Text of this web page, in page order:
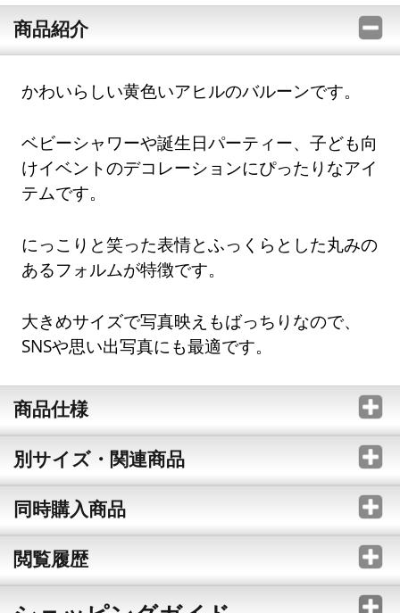
商品紹介
かわいらしい黄色いアヒルのバルーンです。
ベビーシャワーや誕生日パーティー、子ども向
けイベントのデコレーションにぴったりなアイ
テムです。
にっこりと笑った表情とふっくらとした丸みの
あるフォルムが特徴です。
大きめサイズで写真映えもばっちりなので、
SNSや思い出写真にも最適です。
商品仕様
別サイズ・関連商品
同時購入商品
閲覧履歴